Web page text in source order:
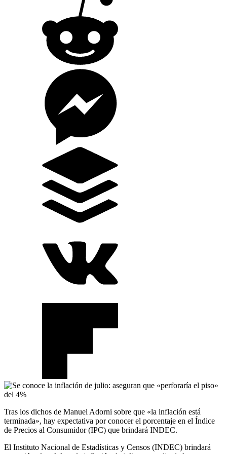
Tras los dichos de Manuel Adorni sobre que «la inflación está
terminada», hay expectativa por conocer el porcentaje en el Índice
de Precios al Consumidor (IPC) que brindará INDEC.
El Instituto Nacional de Estadísticas y Censos (INDEC) brindará